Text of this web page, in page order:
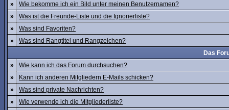
»
Wie bekomme ich ein Bild unter meinen Benutzernamen?
»
Was ist die Freunde-Liste und die Ignorierliste?
»
Was sind Favoriten?
»
Was sind Rangtitel und Rangzeichen?
Das
»
Wie kann ich das Forum durchsuchen?
»
Kann ich anderen Mitgliedern E-Mails schicken?
»
Was sind private Nachrichten?
»
Wie verwende ich die Mitgliederliste?